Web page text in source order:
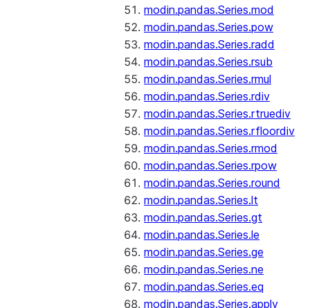
modin.pandas.Series.mod
modin.pandas.Series.pow
modin.pandas.Series.radd
modin.pandas.Series.rsub
modin.pandas.Series.rmul
modin.pandas.Series.rdiv
modin.pandas.Series.rtruediv
modin.pandas.Series.rfloordiv
modin.pandas.Series.rmod
modin.pandas.Series.rpow
modin.pandas.Series.round
modin.pandas.Series.lt
modin.pandas.Series.gt
modin.pandas.Series.le
modin.pandas.Series.ge
modin.pandas.Series.ne
modin.pandas.Series.eq
modin.pandas.Series.apply